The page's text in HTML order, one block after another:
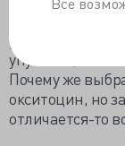
развита, что в
упускают,
Почему же
окситоцин, но
отличается-то